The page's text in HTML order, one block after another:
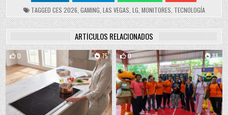
TAGGED CES 2026 GAMING LAS VEGAS LG MONITORES TECNOLOGÍA
ARTÍCULOS RELACIONADOS
0 75 0 88